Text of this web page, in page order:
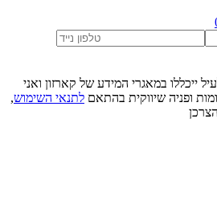
ייכללו במאגרי המידע של קארזון ואני
ופניה שיווקית בהתאם לתנאי השימוש,